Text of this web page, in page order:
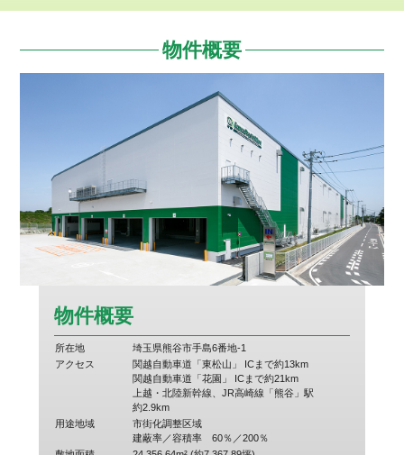
物件概要
物件概要
所在地
埼玉県熊谷市手島6番地-1
アクセス
関越自動車道「東松山」 ICまで約13km
関越自動車道「花園」 ICまで約21km
上越・北陸新幹線、JR高崎線「熊谷」駅
約2.9km
用途地域
市街化調整区域
建蔽率／容積率 60％／200％